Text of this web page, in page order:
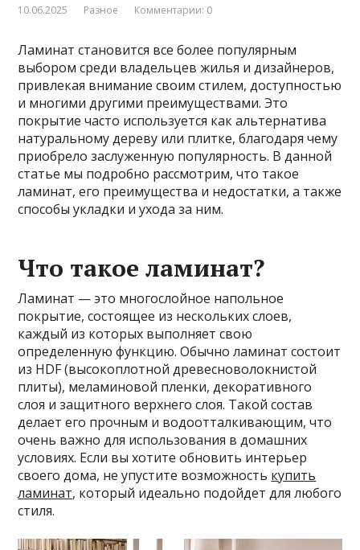
10.06.2025 Разное Комментарии: 0
Ламинат становится все более популярным
выбором среди владельцев жилья и дизайнеров,
привлекая внимание своим стилем, доступностью
и многими другими преимуществами. Это
покрытие часто используется как альтернатива
натуральному дереву или плитке, благодаря чему
приобрело заслуженную популярность. В данной
статье мы подробно рассмотрим, что такое
ламинат, его преимущества и недостатки, а также
способы укладки и ухода за ним.
Что такое ламинат?
Ламинат — это многослойное напольное
покрытие, состоящее из нескольких слоев,
каждый из которых выполняет свою
определенную функцию. Обычно ламинат состоит
из HDF (высокоплотной древесноволокнистой
плиты), меламиновой пленки, декоративного
слоя и защитного верхнего слоя. Такой состав
делает его прочным и водоотталкивающим, что
очень важно для использования в домашних
условиях. Если вы хотите обновить интерьер
своего дома, не упустите возможность купить
ламинат, который идеально подойдет для любого
стиля.